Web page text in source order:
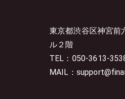
東京都渋谷区神宮
ル２階
TEL：050-3613-
MAIL：